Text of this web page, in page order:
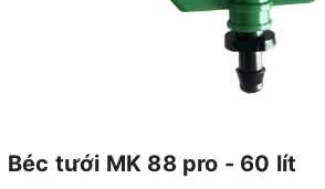
Béc tưới MK 88 pro - 60 lít